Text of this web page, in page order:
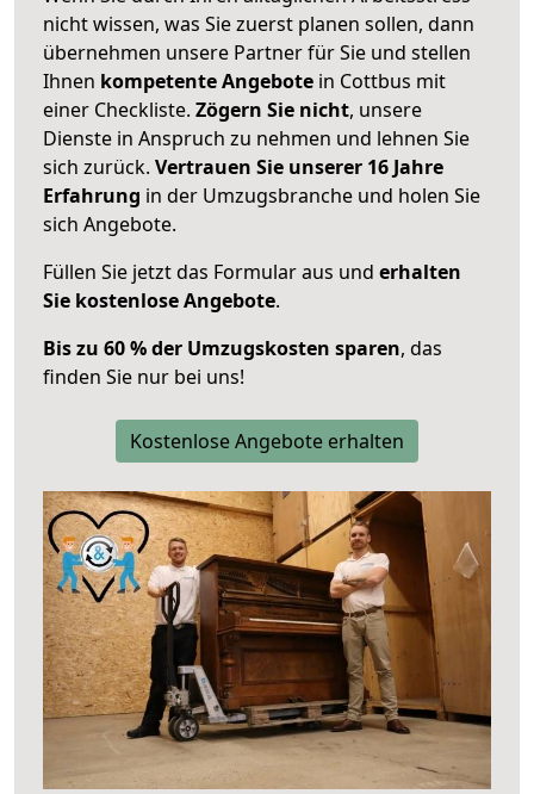
nicht wissen, was Sie zuerst planen sollen, dann
übernehmen unsere Partner für Sie und stellen
Ihnen kompetente Angebote in Cottbus mit
einer Checkliste. Zögern Sie nicht, unsere
Dienste in Anspruch zu nehmen und lehnen Sie
sich zurück. Vertrauen Sie unserer 16 Jahre
Erfahrung in der Umzugsbranche und holen Sie
sich Angebote.
Füllen Sie jetzt das Formular aus und erhalten
Sie kostenlose Angebote.
Bis zu 60 % der Umzugskosten sparen, das
finden Sie nur bei uns!
Kostenlose Angebote erhalten